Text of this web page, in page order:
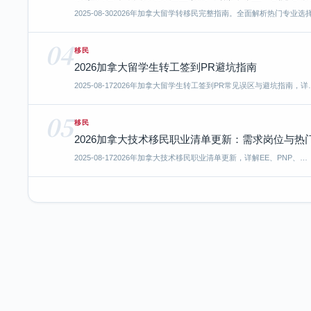
2025-08-302026年加拿大留学转移民完整指南。全面解析热门专业选
04移民
2026加拿大留学生转工签到PR避坑指南
2025-08-172026年加拿大留学生转工签到PR常见误区与避坑指南，详…
05移民
2026加拿大技术移民职业清单更新：需求岗位与热
2025-08-172026年加拿大技术移民职业清单更新，详解EE、PNP、…